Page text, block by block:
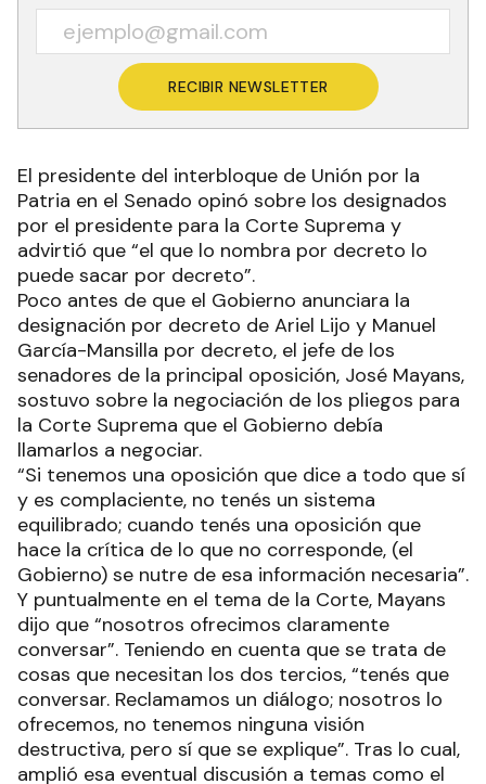
RECIBIR NEWSLETTER
El presidente del interbloque de Unión por la
Patria en el Senado opinó sobre los designados
por el presidente para la Corte Suprema y
advirtió que “el que lo nombra por decreto lo
puede sacar por decreto”.
Poco antes de que el Gobierno anunciara la
designación por decreto de Ariel Lijo y Manuel
García-Mansilla por decreto, el jefe de los
senadores de la principal oposición, José Mayans,
sostuvo sobre la negociación de los pliegos para
la Corte Suprema que el Gobierno debía
llamarlos a negociar.
“Si tenemos una oposición que dice a todo que sí
y es complaciente, no tenés un sistema
equilibrado; cuando tenés una oposición que
hace la crítica de lo que no corresponde, (el
Gobierno) se nutre de esa información necesaria”.
Y puntualmente en el tema de la Corte, Mayans
dijo que “nosotros ofrecimos claramente
conversar”. Teniendo en cuenta que se trata de
cosas que necesitan los dos tercios, “tenés que
conversar. Reclamamos un diálogo; nosotros lo
ofrecemos, no tenemos ninguna visión
destructiva, pero sí que se explique”. Tras lo cual,
amplió esa eventual discusión a temas como el